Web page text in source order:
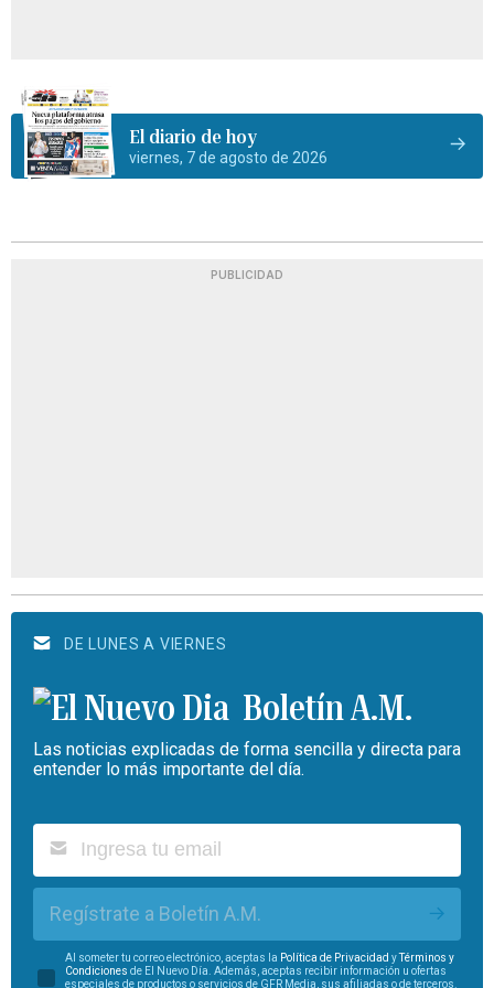
El diario de hoy
viernes, 7 de agosto de 2026
PUBLICIDAD
DE LUNES A VIERNES
Boletín A.M.
Las noticias explicadas de forma sencilla y directa para
entender lo más importante del día.
Regístrate a Boletín A.M.
Al someter tu correo electrónico, aceptas la Política de Privacidad yTérminos y
Condiciones de El Nuevo Día. Además, aceptas recibir información u ofertas
especiales de productos o servicios de GFR Media, sus afiliadas o de terceros.